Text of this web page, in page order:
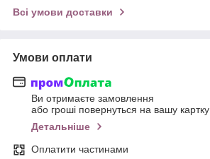
Всі умови доставки
Умови оплати
Ви отримаєте замовлення
або гроші повернуться на вашу картку
Детальніше
Оплатити частинами